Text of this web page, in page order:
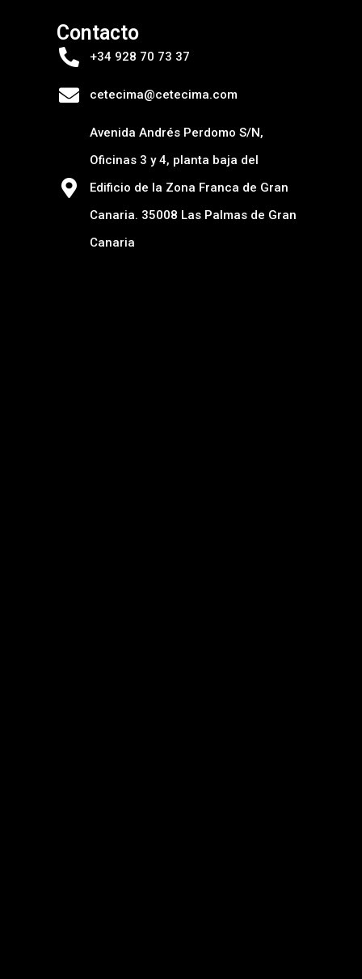
Contacto
+34 928 70 73 37
cetecima@cetecima.com
Avenida Andrés Perdomo S/N,
Oficinas 3 y 4, planta baja del
Edificio de la Zona Franca de Gran
Canaria. 35008 Las Palmas de Gran
Canaria